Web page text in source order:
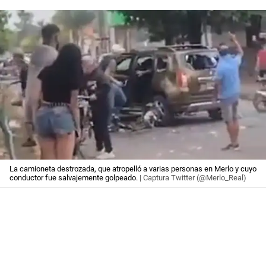
La camioneta destrozada, que atropelló a varias personas en Merlo y cuyo
conductor fue salvajemente golpeado. | Captura Twitter (@Merlo_Real)